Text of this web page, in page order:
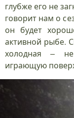
глубже его не
говорит нам о
он будет
активной рыбе.
холодная –
играющую